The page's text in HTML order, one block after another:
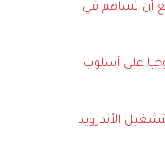
أن تساهم في
على أسلوب
الأندرويد